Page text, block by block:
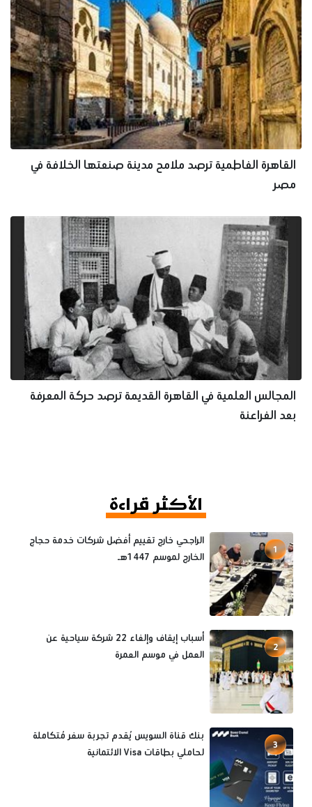
القاهرة الفاطمية ترصد ملامح مدينة صنعتها الخلافة في
مصر
المجالس العلمية في القاهرة القديمة ترصد حركة المعرفة
بعد الفراعنة
الأكثر قراءة
1
الراجحي خارج تقييم أفضل شركات خدمة حجاج
الخارج لموسم 1447هـ
2
أسباب إيقاف وإلغاء 22 شركة سياحية عن
العمل في موسم العمرة
3
بنك قناة السويس يُقدم تجربة سفر مُتكاملة
لحاملي بطاقات Visa الائتمانية